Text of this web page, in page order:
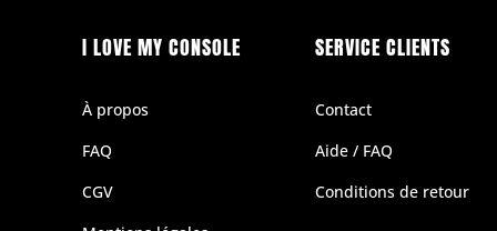
I LOVE MY CONSOLE
À propos
FAQ
CGV
SERVICE CLIENTS
Contact
Aide / FAQ
Conditions de retour